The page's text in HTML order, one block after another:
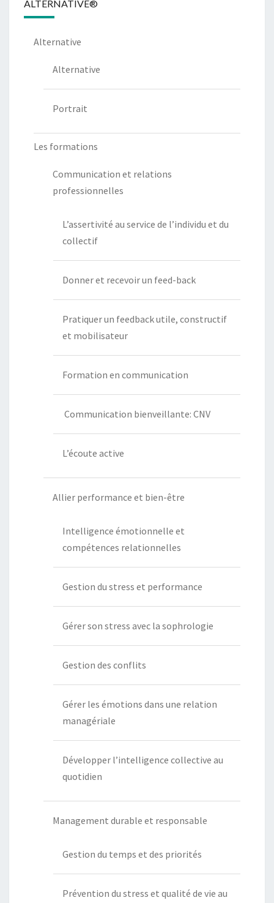
ALTERNATIVE®
Alternative
Alternative
Portrait
Les formations
Communication et relations
professionnelles
L’assertivité au service de l’individu et du
collectif
Donner et recevoir un feed-back
Pratiquer un feedback utile, constructif
et mobilisateur
Formation en communication
Communication bienveillante: CNV
L’écoute active
Allier performance et bien-être
Intelligence émotionnelle et
compétences relationnelles
Gestion du stress et performance
Gérer son stress avec la sophrologie
Gestion des conflits
Gérer les émotions dans une relation
managériale
Développer l’intelligence collective au
quotidien
Management durable et responsable
Gestion du temps et des priorités
Prévention du stress et qualité de vie au